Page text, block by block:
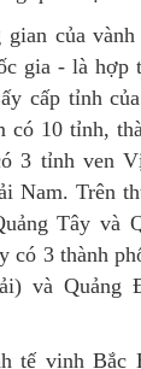
gian của
gia - là hợp
cấp tỉnh
có 10 tỉnh,
3 tỉnh ven
Nam. Trên
Tây và
có 3 thành
và Quảng
tế vịnh Bắc